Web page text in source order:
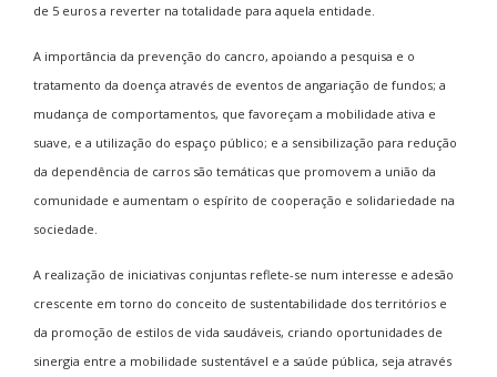
de 5 euros a reverter na totalidade para aquela entidade.
A importância da prevenção do cancro, apoiando a pesquisa e o
tratamento da doença através de eventos de angariação de fundos; a
mudança de comportamentos, que favoreçam a mobilidade ativa e
suave, e a utilização do espaço público; e a sensibilização para redução
da dependência de carros são temáticas que promovem a união da
comunidade e aumentam o espírito de cooperação e solidariedade na
sociedade.
A realização de iniciativas conjuntas reflete-se num interesse e adesão
crescente em torno do conceito de sustentabilidade dos territórios e
da promoção de estilos de vida saudáveis, criando oportunidades de
sinergia entre a mobilidade sustentável e a saúde pública, seja através